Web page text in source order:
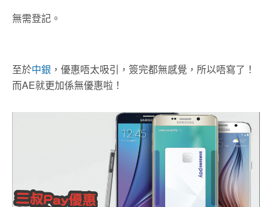
無需登記。
至於中銀 ，優惠唔太吸引，簽完都無感覺，所以唔寫了！
而AE就更加係無優惠啦！